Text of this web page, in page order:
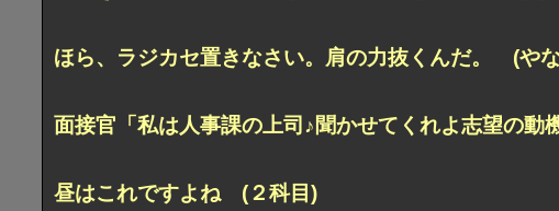
ほら、ラジカセ置きなさい。肩の力抜くんだ。 (や
面接官「私は人事課の上司♪聞かせてくれよ志望の
昼はこれですよね (２科目)